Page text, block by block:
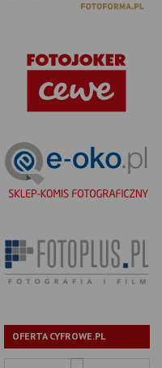
OFERTA CYFROWE.PL